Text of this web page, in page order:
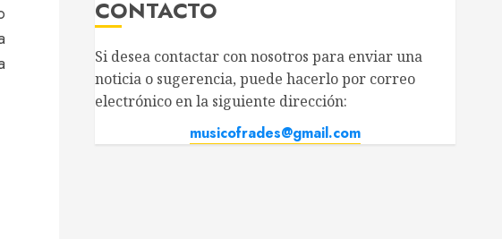
CONTACTO
Si desea contactar con nosotros para enviar una
noticia o sugerencia, puede hacerlo por correo
electrónico en la siguiente dirección:
musicofrades@gmail.com